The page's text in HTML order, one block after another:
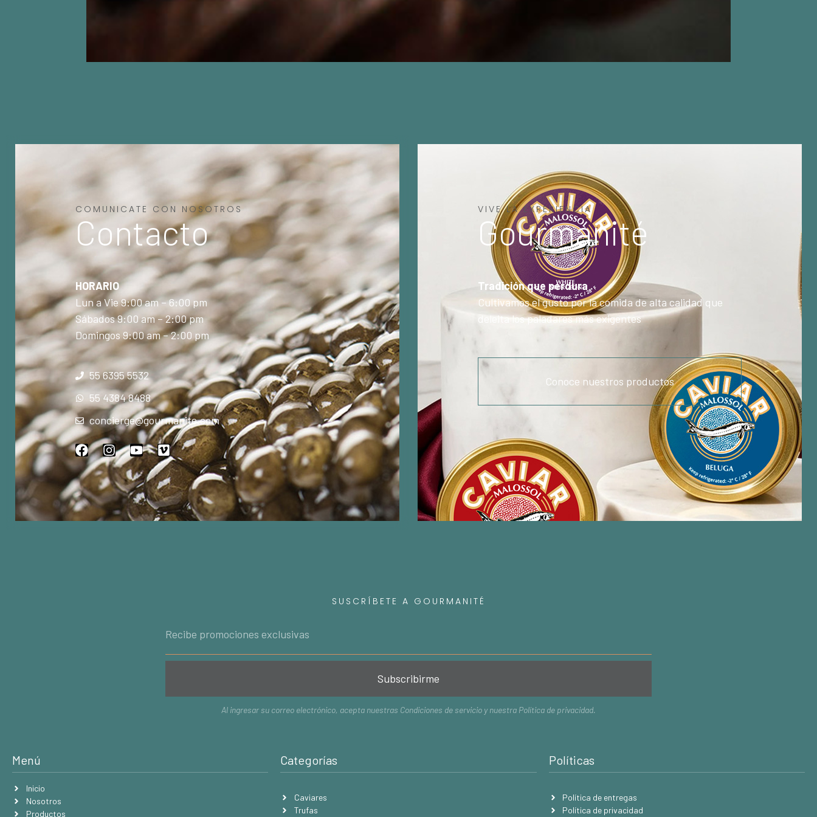
COMUNICATE CON NOSOTROS
Contacto
HORARIO
Lun a Vie 9:00 am – 6:00 pm
Sábados 9:00 am – 2:00 pm
Domingos 9:00 am – 2:00 pm
55 6395 5532
55 4384 8488
concierge@gourmanite.com
VIVE LA EXPERIENCIA
Gourmanité
Tradición que perdura
Cultivamos el gusto por la comida de alta calidad que
deleita los paladares más exigentes
Conoce nuestros productos
SUSCRÍBETE A GOURMANITÉ
Subscribirme
Al ingresar su correo electrónico, acepta nuestras Condiciones de servicio y nuestra Política de privacidad.
Menú
Inicio
Nosotros
Productos
Categorías
Caviares
Trufas
Políticas
Política de entregas
Política de privacidad